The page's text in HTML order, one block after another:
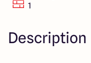
1
Description